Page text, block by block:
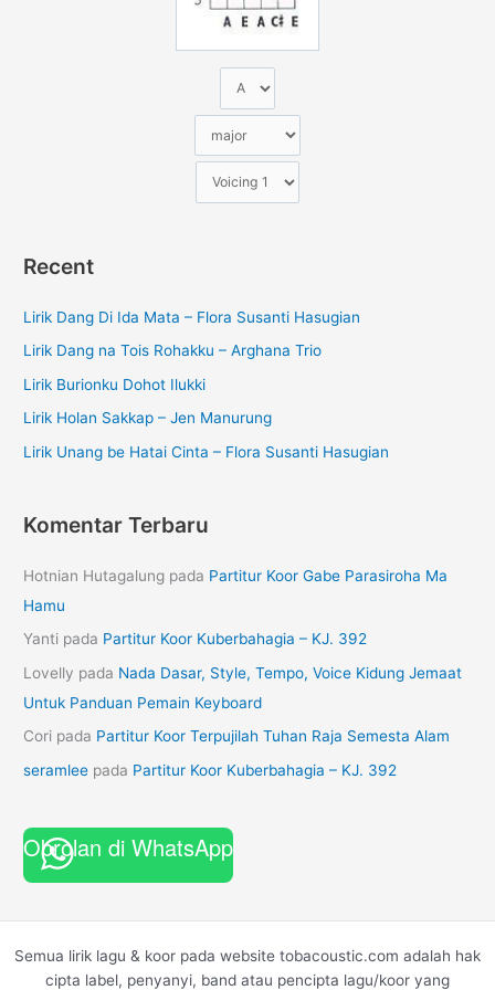
Recent
Lirik Dang Di Ida Mata – Flora Susanti Hasugian
Lirik Dang na Tois Rohakku – Arghana Trio
Lirik Burionku Dohot Ilukki
Lirik Holan Sakkap – Jen Manurung
Lirik Unang be Hatai Cinta – Flora Susanti Hasugian
Komentar Terbaru
Hotnian Hutagalung pada Partitur Koor Gabe Parasiroha Ma
Hamu
Yanti pada Partitur Koor Kuberbahagia – KJ. 392
Lovelly pada Nada Dasar, Style, Tempo, Voice Kidung Jemaat
Untuk Panduan Pemain Keyboard
Cori pada Partitur Koor Terpujilah Tuhan Raja Semesta Alam
seramlee pada Partitur Koor Kuberbahagia – KJ. 392
Obrolan di WhatsApp
Semua lirik lagu & koor pada website tobacoustic.com adalah hak
cipta label, penyanyi, band atau pencipta lagu/koor yang